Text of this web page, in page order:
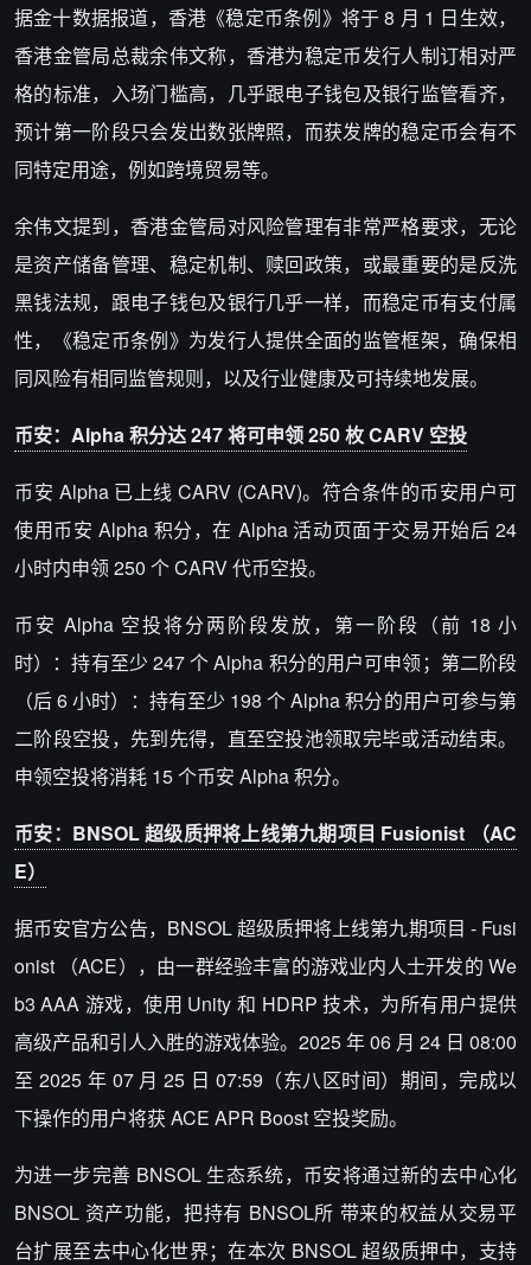
据金十数据报道，香港《稳定币条例》将于 8 月 1 日生效，
香港金管局总裁余伟文称，香港为稳定币发行人制订相对严
格的标准，入场门槛高，几乎跟电子钱包及银行监管看齐，
预计第一阶段只会发出数张牌照，而获发牌的稳定币会有不
同特定用途，例如跨境贸易等。
余伟文提到，香港金管局对风险管理有非常严格要求，无论
是资产储备管理、稳定机制、赎回政策，或最重要的是反洗
黑钱法规，跟电子钱包及银行几乎一样，而稳定币有支付属
性，《稳定币条例》为发行人提供全面的监管框架，确保相
同风险有相同监管规则，以及行业健康及可持续地发展。
币安：Alpha 积分达 247 将可申领 250 枚 CARV 空投
币安 Alpha 已上线 CARV (CARV)。符合条件的币安用户可
使用币安 Alpha 积分，在 Alpha 活动页面于交易开始后 24
小时内申领 250 个 CARV 代币空投。
币安 Alpha 空投将分两阶段发放，第一阶段（前 18 小
时）：持有至少 247 个 Alpha 积分的用户可申领；第二阶段
（后 6 小时）：持有至少 198 个 Alpha 积分的用户可参与第
二阶段空投，先到先得，直至空投池领取完毕或活动结束。
申领空投将消耗 15 个币安 Alpha 积分。
币安：BNSOL 超级质押将上线第九期项目 Fusionist （AC
E）
据币安官方公告，BNSOL 超级质押将上线第九期项目 - Fusi
onist （ACE），由一群经验丰富的游戏业内人士开发的 We
b3 AAA 游戏，使用 Unity 和 HDRP 技术，为所有用户提供
高级产品和引人入胜的游戏体验。2025 年 06 月 24 日 08:00
至 2025 年 07 月 25 日 07:59（东八区时间）期间，完成以
下操作的用户将获 ACE APR Boost 空投奖励。
为进一步完善 BNSOL 生态系统，币安将通过新的去中心化
BNSOL 资产功能，把持有 BNSOL所 带来的权益从交易平
台扩展至去中心化世界；在本次 BNSOL 超级质押中，支持